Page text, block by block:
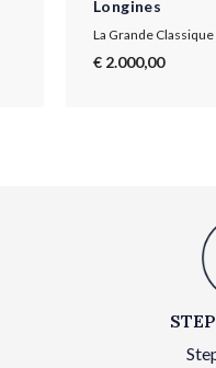
Longines
La Grande Classique
€ 2.000,00